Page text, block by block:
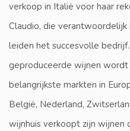
verkoop in Italië voor haar
Claudio, die verantwoordelijk
leiden het succesvolle
geproduceerde wijnen
belangrijkste markten in
België, Nederland,
wijnhuis verkoopt zijn wijnen